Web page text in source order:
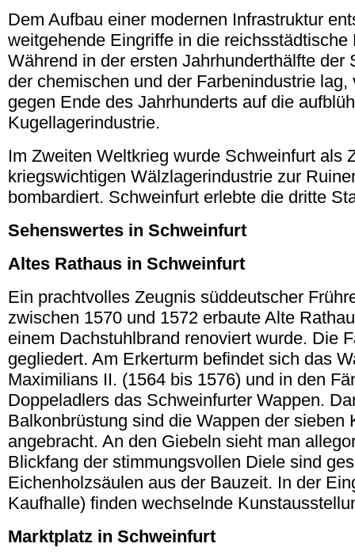
Dem Aufbau einer modernen Infrastruktur
weitgehende Eingriffe in die reichsstädtische
Während in der ersten Jahrhunderthälfte der
der chemischen und der Farbenindustrie
gegen Ende des Jahrhunderts auf die
Kugellagerindustrie.
Im Zweiten Weltkrieg wurde Schweinfurt als
kriegswichtigen Wälzlagerindustrie zur
bombardiert. Schweinfurt erlebte die dritte
Sehenswertes in Schweinfurt
Altes Rathaus in Schweinfurt
Ein prachtvolles Zeugnis süddeutscher
zwischen 1570 und 1572 erbaute Alte
einem Dachstuhlbrand renoviert wurde. Die
gegliedert. Am Erkerturm befindet sich das
Maximilians II. (1564 bis 1576) und in den
Doppeladlers das Schweinfurter Wappen.
Balkonbrüstung sind die Wappen der sieben
angebracht. An den Giebeln sieht man
Blickfang der stimmungsvollen Diele sind
Eichenholzsäulen aus der Bauzeit. In der
Kaufhalle) finden wechselnde
Marktplatz in Schweinfurt